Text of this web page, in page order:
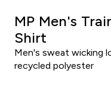
MP Men's
Shirt
Men's sweat wicking
recycled polyester